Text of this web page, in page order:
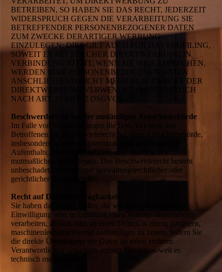
BETREIBEN, SO HABEN SIE DAS RECHT, JEDERZEIT
WIDERSPRUCH GEGEN DIE VERARBEITUNG SIE
BETREFFENDER PERSONENBEZOGENER DATEN
ZUM ZWECKE DERARTIGER WERBUNG
EINZULEGEN; DIES GILT AUCH FÜR DAS PROFILING,
SOWEIT ES MIT SOLCHER DIREKTWERBUNG IN
VERBINDUNG STEHT. WENN SIE WIDERSPRECHEN,
WERDEN IHRE PERSONENBEZOGENEN DATEN
ANSCHLIESSEND NICHT MEHR ZUM ZWECKE DER
DIREKTWERBUNG VERWENDET (WIDERSPRUCH
NACH ART. 21 ABS. 2 DSGVO).
Beschwerderecht bei der zuständigen Aufsichtsbehörde
Im Falle von Verstößen gegen die DSGVO steht den
Betroffenen ein Beschwerderecht bei einer Aufsichtsbehörde,
insbesondere in dem Mitgliedstaat ihres gewöhnlichen
Aufenthalts, ihres Arbeitsplatzes oder des Orts des
mutmaßlichen Verstoßes zu. Das Beschwerderecht besteht
unbeschadet anderweitiger verwaltungsrechtlicher oder
gerichtlicher Rechtsbehelfe.
Recht auf Datenübertragbarkeit
Sie haben das Recht, Daten, die wir auf Grundlage Ihrer
Einwilligung oder in Erfüllung eines Vertrags automatisiert
verarbeiten, an sich oder an einen Dritten in einem gängigen,
maschinenlesbaren Format aushändigen zu lassen. Sofern Sie
die direkte Übertragung der Daten an einen anderen
Verantwortlichen verlangen, erfolgt dies nur, soweit es
technisch machbar ist.